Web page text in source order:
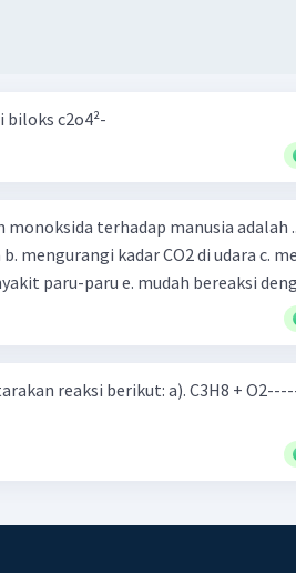
c2o4²-
terhadap manusia adalah .... a.
menyebabkan penyakit paru-paru e.
reaksi berikut: a). C3H8 +